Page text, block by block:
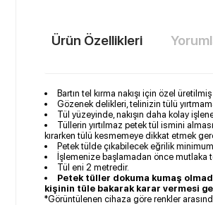
Ürün Özellikleri
​Bartın tel kırma nakışı için özel
Gözenek delikleri, telinizin tülü
Tül yüzeyinde, nakışın daha kolay
Tüllerin yırtılmaz petek tül ismini
kırarken tülü kesmemeye dikkat etmek
Petek tülde çıkabilecek eğrilik
İşlemenize başlamadan önce mutlaka
Tül eni 2 metredir.
Petek tüller dokuma kumaş
kişinin tüle bakarak karar vermesi
*Görüntülenen cihaza göre renkler